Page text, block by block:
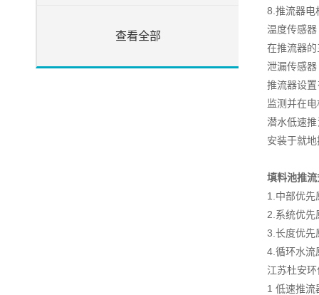
查看全部
8.推流器电
温度传感器
在推流器
泄漏传感器
推流器设
监测并在
潜水低速
安装于就
填料池推
1.中部优先
2.系统优先
3.长度优先
4.循环水流
江苏杜安
1 低速推流